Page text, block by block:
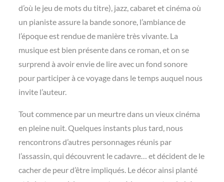
d’où le jeu de mots du titre), jazz, cabaret et cinéma où
un pianiste assure la bande sonore, l’ambiance de
l’époque est rendue de manière très vivante. La
musique est bien présente dans ce roman, et on se
surprend à avoir envie de lire avec un fond sonore
pour participer à ce voyage dans le temps auquel nous
invite l’auteur.
Tout commence par un meurtre dans un vieux cinéma
en pleine nuit. Quelques instants plus tard, nous
rencontrons d’autres personnages réunis par
l’assassin, qui découvrent le cadavre… et décident de le
cacher de peur d’être impliqués. Le décor ainsi planté